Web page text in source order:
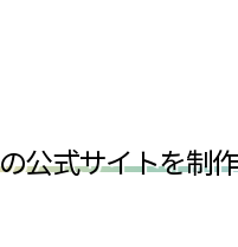
公式サイトを制